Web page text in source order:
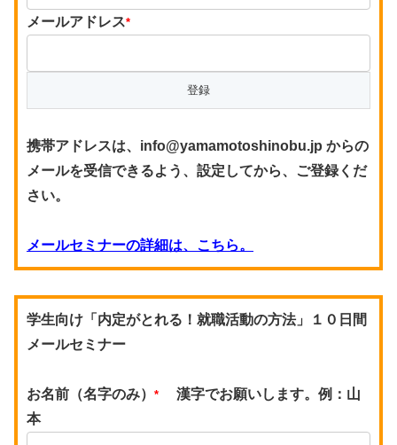
メールアドレス*
携帯アドレスは、info@yamamotoshinobu.jp からの
メールを受信できるよう、設定してから、ご登録くだ
さい。
メールセミナーの詳細は、こちら。
学生向け「内定がとれる！就職活動の方法」１０日間
メールセミナー
お名前（名字のみ） *
漢字でお願いします。例：山
本